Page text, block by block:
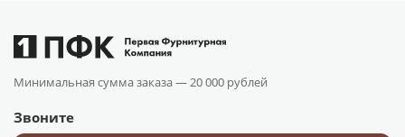
Минимальная сумма заказа —20 000 рублей
Звоните